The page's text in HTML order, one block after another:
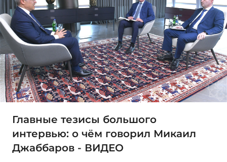
Главные тезисы большого
интервью: о чём говорил Микаил
Джаббаров - ВИДЕО